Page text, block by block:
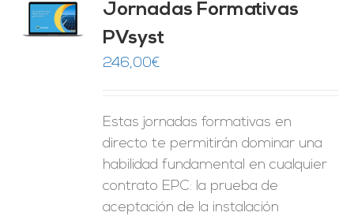
Jornadas Formativas
PVsyst
246,00€
Estas jornadas formativas en
directo te permitirán dominar una
habilidad fundamental en cualquier
contrato EPC: la prueba de
aceptación de la instalación